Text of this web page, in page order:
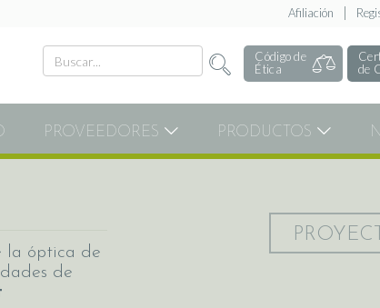
Afiliación
Código de
Ética
de
PROVEEDORES PRODUCTOS
la óptica de
de